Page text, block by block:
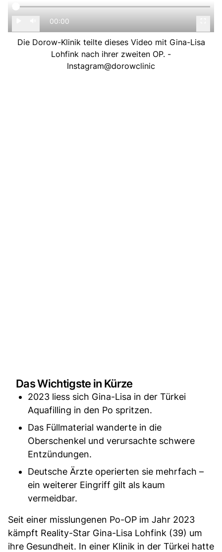
00:00
Die Dorow-Klinik teilte dieses Video mit Gina-Lisa
Lohfink nach ihrer zweiten OP. -
Instagram@dorowclinic
Das Wichtigste in Kürze
2023 liess sich Gina-Lisa in der Türkei
Aquafilling in den Po spritzen.
Das Füllmaterial wanderte in die
Oberschenkel und verursachte schwere
Entzündungen.
Deutsche Ärzte operierten sie mehrfach –
ein weiterer Eingriff gilt als kaum
vermeidbar.
Seit einer misslungenen Po-OP im Jahr 2023
kämpft Reality-Star Gina-Lisa Lohfink (39) um
ihre Gesundheit. In einer Klinik in der Türkei hatte